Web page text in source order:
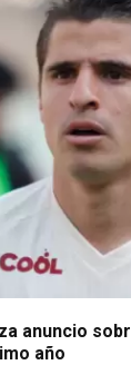
anuncio
año